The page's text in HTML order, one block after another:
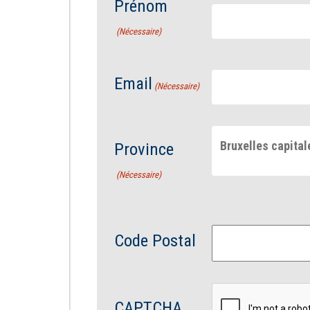
Prénom
(Nécessaire)
Email (Nécessaire)
Province
(Nécessaire)
Bruxelles
Code Postal